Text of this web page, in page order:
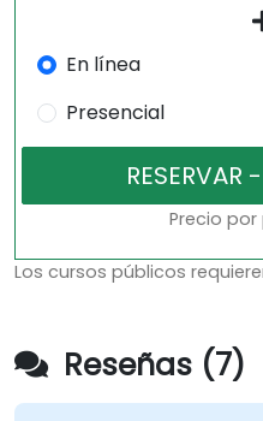
En línea
Presencial
Precio
Los cursos públicos
Reseñas (7)